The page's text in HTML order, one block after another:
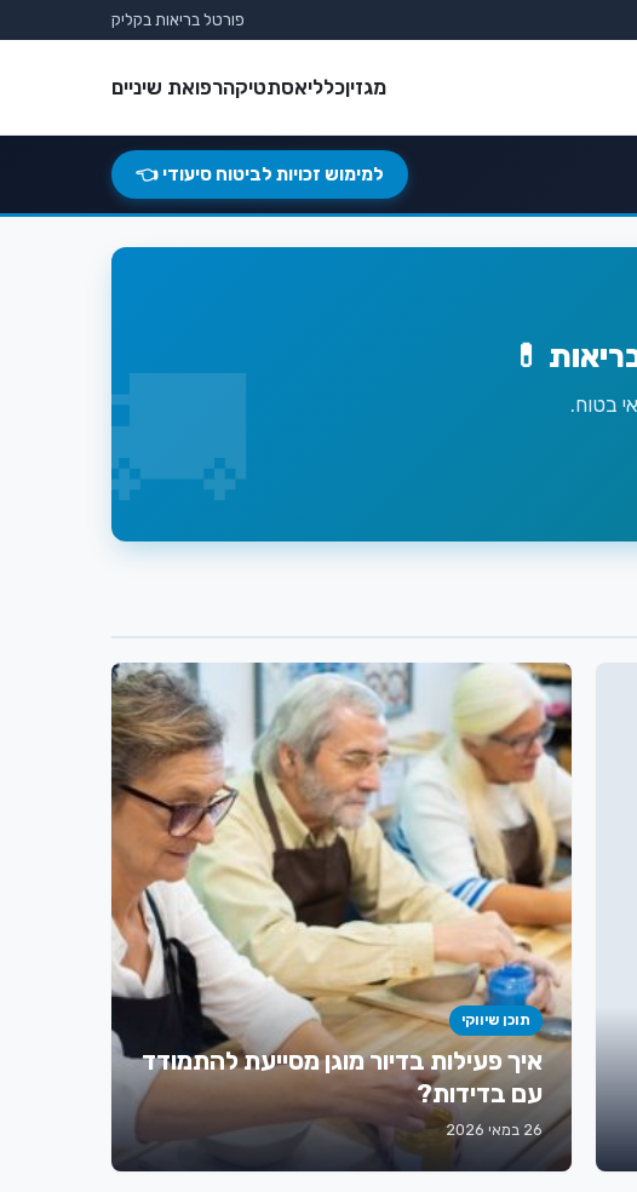
פורטל בריאות בקליק
מגזיןכלליאסתטיקהרפואת שיניים
למימוש זכויות לביטוח סיעודי 👈
💊
בטוח.
תוכן שיווקי
איך פעילות בדיור מוגן מסייעת להתמודד
עם בדידות?
26 במאי 2026